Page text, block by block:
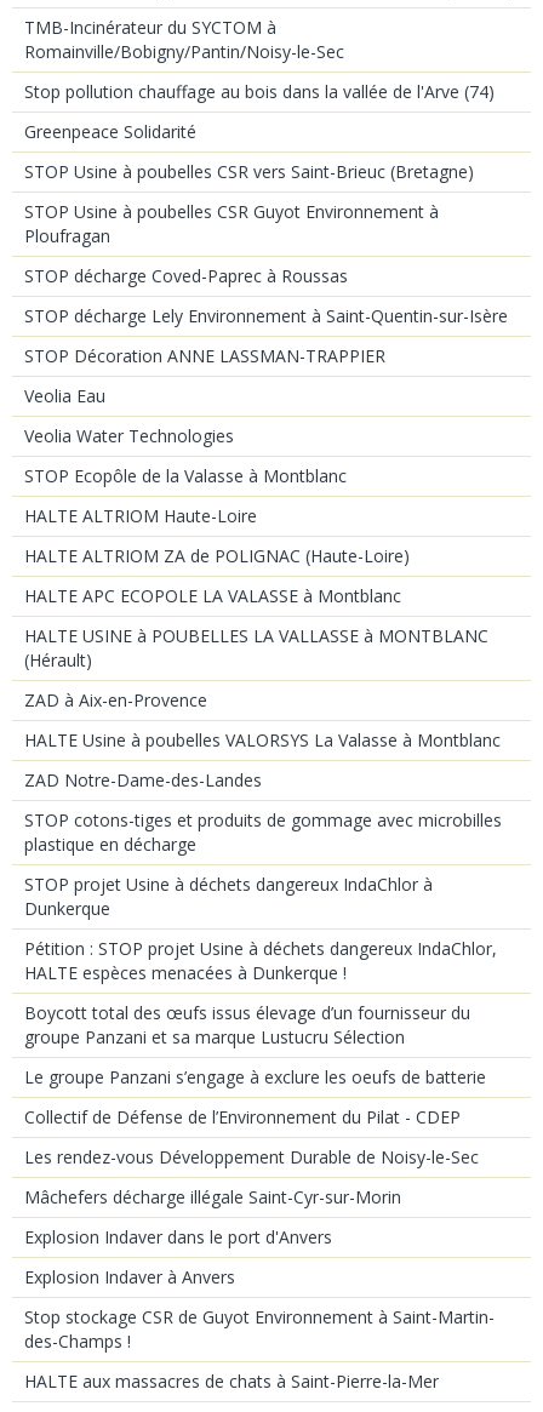
TMB-Incinérateur du SYCTOM à
Romainville/Bobigny/Pantin/Noisy-le-Sec
Stop pollution chauffage au bois dans la vallée de l'Arve (74)
Greenpeace Solidarité
STOP Usine à poubelles CSR vers Saint-Brieuc (Bretagne)
STOP Usine à poubelles CSR Guyot Environnement à
Ploufragan
STOP décharge Coved-Paprec à Roussas
STOP décharge Lely Environnement à Saint-Quentin-sur-Isère
STOP Décoration ANNE LASSMAN-TRAPPIER
Veolia Eau
Veolia Water Technologies
STOP Ecopôle de la Valasse à Montblanc
HALTE ALTRIOM Haute-Loire
HALTE ALTRIOM ZA de POLIGNAC (Haute-Loire)
HALTE APC ECOPOLE LA VALASSE à Montblanc
HALTE USINE à POUBELLES LA VALLASSE à MONTBLANC
(Hérault)
ZAD à Aix-en-Provence
HALTE Usine à poubelles VALORSYS La Valasse à Montblanc
ZAD Notre-Dame-des-Landes
STOP cotons-tiges et produits de gommage avec microbilles
plastique en décharge
STOP projet Usine à déchets dangereux IndaChlor à
Dunkerque
Pétition : STOP projet Usine à déchets dangereux IndaChlor,
HALTE espèces menacées à Dunkerque !
Boycott total des œufs issus élevage d’un fournisseur du
groupe Panzani et sa marque Lustucru Sélection
Le groupe Panzani s’engage à exclure les oeufs de batterie
Collectif de Défense de l’Environnement du Pilat - CDEP
Les rendez-vous Développement Durable de Noisy-le-Sec
Mâchefers décharge illégale Saint-Cyr-sur-Morin
Explosion Indaver dans le port d'Anvers
Explosion Indaver à Anvers
Stop stockage CSR de Guyot Environnement à Saint-Martin-
des-Champs !
HALTE aux massacres de chats à Saint-Pierre-la-Mer